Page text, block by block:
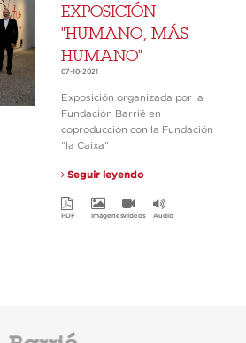
EXPOSICIÓN
"HUMANO, MÁS
HUMANO"
07-10-2021
Exposición organizada por la
Fundación Barrié en
coproducción con la Fundación
”la Caixa”
Seguir leyendo
PDF ImágenesVídeos Audio